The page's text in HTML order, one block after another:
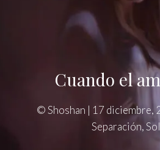
Cuando el
©Shoshan | 17 diciembre,
Separación,